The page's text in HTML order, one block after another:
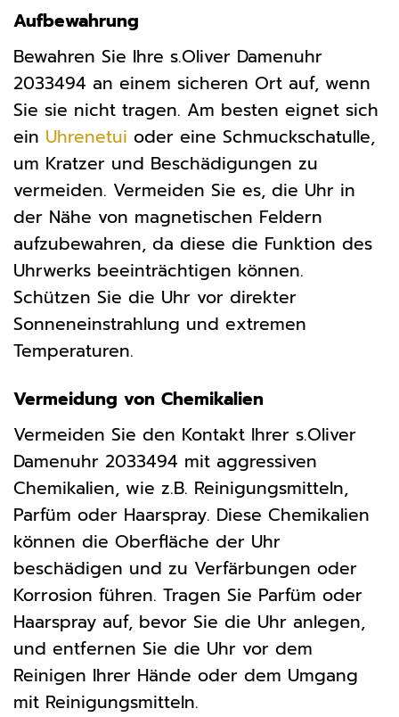
Aufbewahrung
Bewahren Sie Ihre s.Oliver Damenuhr
2033494 an einem sicheren Ort auf, wenn
Sie sie nicht tragen. Am besten eignet sich
ein Uhrenetui oder eine Schmuckschatulle,
um Kratzer und Beschädigungen zu
vermeiden. Vermeiden Sie es, die Uhr in
der Nähe von magnetischen Feldern
aufzubewahren, da diese die Funktion des
Uhrwerks beeinträchtigen können.
Schützen Sie die Uhr vor direkter
Sonneneinstrahlung und extremen
Temperaturen.
Vermeidung von Chemikalien
Vermeiden Sie den Kontakt Ihrer s.Oliver
Damenuhr 2033494 mit aggressiven
Chemikalien, wie z.B. Reinigungsmitteln,
Parfüm oder Haarspray. Diese Chemikalien
können die Oberfläche der Uhr
beschädigen und zu Verfärbungen oder
Korrosion führen. Tragen Sie Parfüm oder
Haarspray auf, bevor Sie die Uhr anlegen,
und entfernen Sie die Uhr vor dem
Reinigen Ihrer Hände oder dem Umgang
mit Reinigungsmitteln.